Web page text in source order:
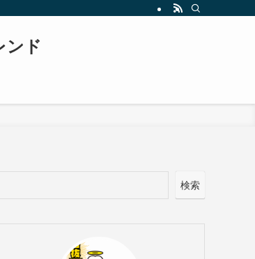
ンド
検索